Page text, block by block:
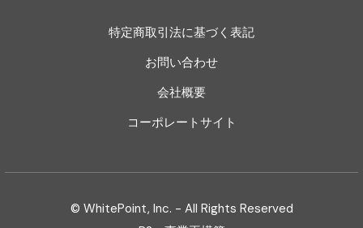
特定商取引法に基づく表記
お問い合わせ
会社概要
コーポレートサイト
© WhitePoint, Inc. - All Rights Reserved